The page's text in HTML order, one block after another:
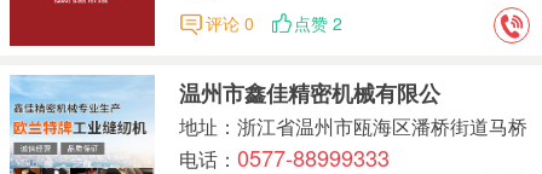
评论 0 点赞 2
温州市鑫佳精密机械有限公
地址：浙江省温州市瓯海区潘桥街道马桥
村
电话： 0577-88999333